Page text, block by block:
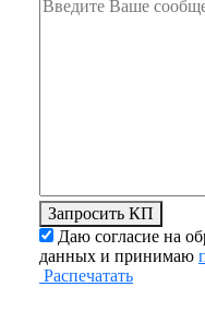
Запросить КП
Даю согласие на
данных и принимаю
Распечатать